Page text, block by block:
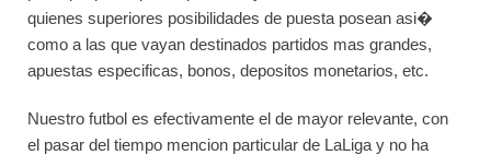
quienes superiores posibilidades de puesta posean asi�
como a las que vayan destinados partidos mas grandes,
apuestas especificas, bonos, depositos monetarios, etc.
Nuestro futbol es efectivamente el de mayor relevante, con
el pasar del tiempo mencion particular de LaLiga y no ha